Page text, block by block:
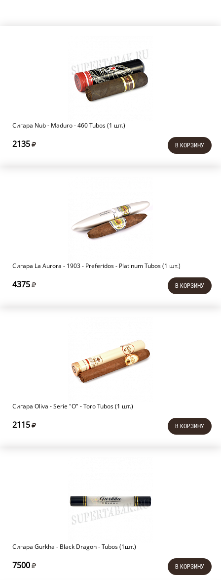
Сигара Nub - Maduro - 460 Tubos (1 шт.)
2135 В КОРЗИНУ
Сигара La Aurora - 1903 - Preferidos - Platinum Tubos (1 шт.)
4375 В КОРЗИНУ
Сигара Oliva - Serie "O" - Toro Tubos (1 шт.)
2115 В КОРЗИНУ
Сигара Gurkha - Black Dragon - Tubos (1шт.)
7500 В КОРЗИНУ